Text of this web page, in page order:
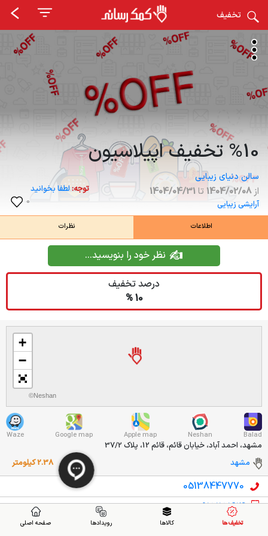
تخفیف
%10 تخفیف اپیلاسیون
سالن دنیای زیبایی
از1404/02/08 تا 1404/04/31
آرایشی زیبایی
توجه:لطفا بخوانید
0
اطلاعات نظرات
نظر خود را بنویسید...
درصد تخفیف
10 %
+
−
©Neshan
Balad
Neshan
Apple map
Google map
Waze
مشهد، احمد آباد، خیابان قائم، قائم 12، پلاک 37/2
مشهد
2.38 کیلومتر
05138447770
09151151614
درباره تخفیف
تخفیف ها کالاها رویدادها صفحه اصلی